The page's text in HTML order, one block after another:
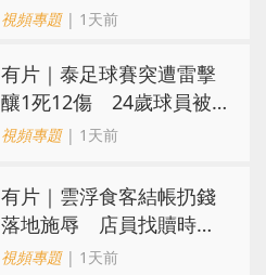
視頻專題| 1天前
有片｜泰足球賽突遭雷擊
釀1死12傷 24歲球員被
閃電劈中亡
視頻專題| 1天前
​有片｜雲浮食客結帳扔錢
落地施辱 店員找贖時還
施彼身獲老闆肯定
視頻專題| 1天前